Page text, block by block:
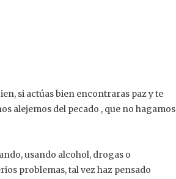
si actúas bien encontraras paz y te
alejemos del pecado , que no hagamos
usando alcohol, drogas o
problemas, tal vez haz pensado